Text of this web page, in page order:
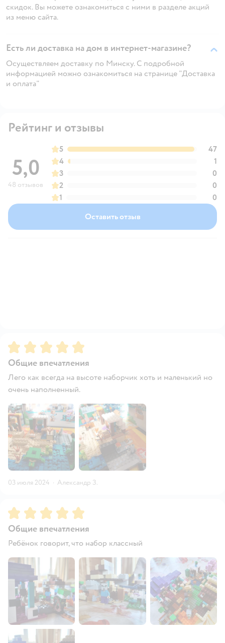
скидок. Вы можете ознакомиться с ними в разделе акций
из меню сайта.
Есть ли доставка на дом в интернет-магазине?
Осуществляем доставку по Минску. С подробной
информацией можно ознакомиться на странице "Доставка
и оплата"
Рейтинг и отзывы
5,0
48 отзывов
5
47
4
1
3
0
2
0
1
0
Оставить отзыв
Рейтинг:5
Общие впечатления
Лего как всегда на высоте наборчик хоть и маленький но
очень наполненный.
03 июля 2024 · Александр З.
Рейтинг:5
Общие впечатления
Ребёнок говорит, что набор классный